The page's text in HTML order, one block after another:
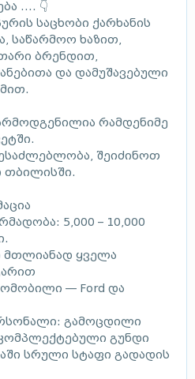
.... 👇
საცხობი ქარხანის
საწარმოო ხაზით,
ბრენდით,
და დამუშავებული
რამდენიმე
შეიძინოთ
თბილისში.
5,000 – 10,000
მთლიანად ყველა
— Ford და
გამოცდილი
გუნდი
სრული სტაფი გადადის